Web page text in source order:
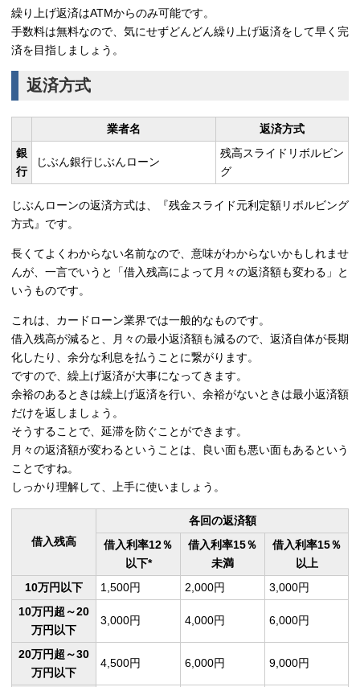
繰り上げ返済はATMからのみ可能です。
手数料は無料なので、気にせずどんどん繰り上げ返済をして早く完
済を目指しましょう。
返済方式
業者名
返済方式
銀
行
じぶん銀行じぶんローン
残高スライドリボルビン
グ
じぶんローンの返済方式は、『残金スライド元利定額リボルビング
方式』 です。
長くてよくわからない名前なので、意味がわからないかもしれませ
んが、一言でいうと「借入残高によって月々の返済額も変わる」と
いうものです。
これは、カードローン業界では一般的なものです。
借入残高が減ると、月々の最小返済額も減るので、返済自体が長期
化したり、余分な利息を払うことに繋がります。
ですので、繰上げ返済が大事になってきます。
余裕のあるときは繰上げ返済を行い、余裕がないときは最小返済額
だけを返しましょう。
そうすることで、延滞を防ぐことができます。
月々の返済額が変わるということは、良い面も悪い面もあるという
ことですね。
しっかり理解して、上手に使いましょう。
借入残高
各回の返済額
借入利率12％
以下*
借入利率15％
未満
借入利率15％
以上
10万円以下
1,500円 2,000円
3,000円
10万円超～20
万円以下
3,000円 4,000円 6,000円
20万円超～30
万円以下
4,500円 6,000円 9,000円